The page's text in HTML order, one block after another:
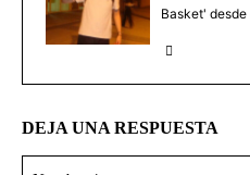
Basket' desde
DEJA UNA RESPUESTA